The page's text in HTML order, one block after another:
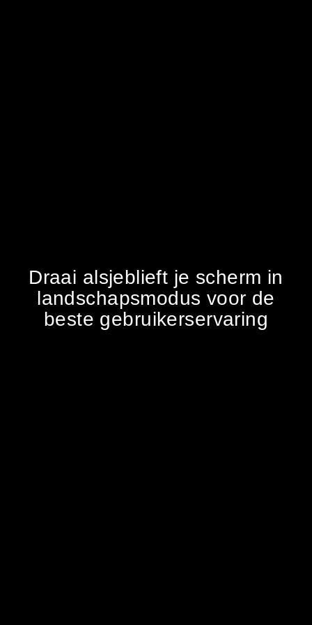
Draai alsjeblieft je scherm in
landschapsmodus voor de
beste gebruikerservaring